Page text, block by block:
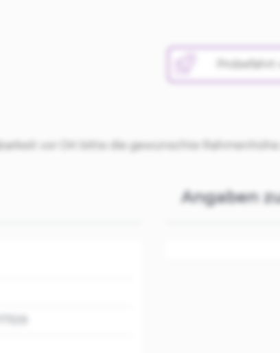
Probefahrt
vor Ort bitte die gewünschte Rahmenhöhe
Angaben